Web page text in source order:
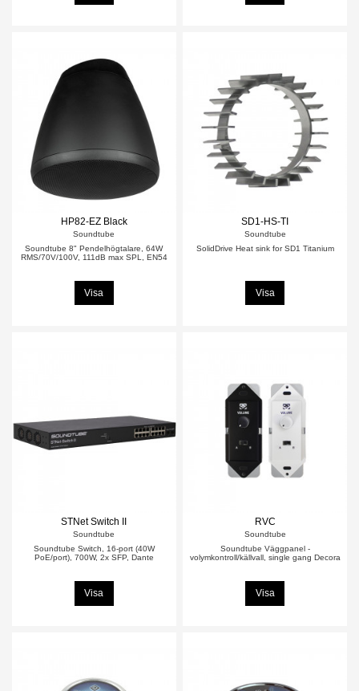
HP82-EZ Black
Soundtube
Soundtube 8" Pendelhögtalare, 64W
RMS/70V/100V, 111dB max SPL, EN54
Visa
SD1-HS-TI
Soundtube
SolidDrive Heat sink for SD1 Titanium
Visa
STNet Switch II
Soundtube
Soundtube Switch, 16-port (40W
PoE/port), 700W, 2x SFP, Dante
Visa
RVC
Soundtube
Soundtube Väggpanel -
volymkontroll/källvall, single gang Decora
Visa